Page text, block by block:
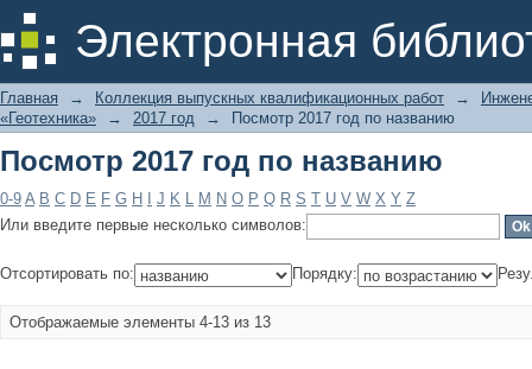
Электронная
Посмотр 2017 год по названию
Главная → Коллекция выпускных квалификационных работ →
«Геотехника»
→ 2017 год → Посмотр 2017 год по названию
Посмотр 2017 год по названию
0-9 A B C D E F G H J K L M N O P Q R S T U V W X Y Z
Или введите первые несколько символов:
Отсортировать по: Порядку:
Отображаемые элементы 4-13 из 13